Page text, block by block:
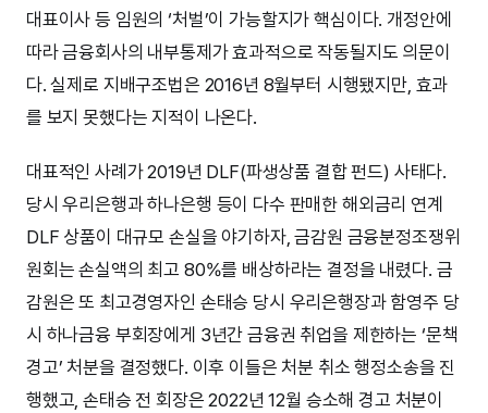
대표이사 등 임원의 ‘처벌’이 가능할지가 핵심이다. 개정안에
따라 금융회사의 내부통제가 효과적으로 작동될지도 의문이
다. 실제로 지배구조법은 2016년 8월부터 시행됐지만, 효과
를 보지 못했다는 지적이 나온다.
대표적인 사례가 2019년 DLF(파생상품 결합 펀드) 사태다.
당시 우리은행과 하나은행 등이 다수 판매한 해외금리 연계
DLF 상품이 대규모 손실을 야기하자, 금감원 금융분정조쟁위
원회는 손실액의 최고 80%를 배상하라는 결정을 내렸다. 금
감원은 또 최고경영자인 손태승 당시 우리은행장과 함영주 당
시 하나금융 부회장에게 3년간 금융권 취업을 제한하는 ‘문책
경고’ 처분을 결정했다. 이후 이들은 처분 취소 행정소송을 진
행했고, 손태승 전 회장은 2022년 12월 승소해 경고 처분이